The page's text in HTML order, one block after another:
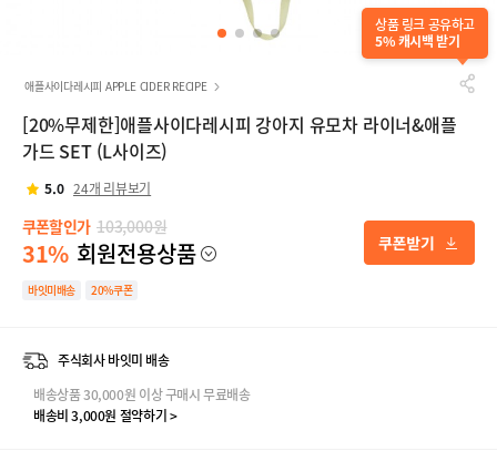
상품 링크 공유하고
5% 캐시백 받기
애플사이다레시피 APPLE CIDER RECIPE
[20%무제한]애플사이다레시피 강아지 유모차 라이너&애플
가드 SET (L사이즈)
5.0 24개 리뷰보기
쿠폰할인가 103,000원
31% 회원전용상품
바잇미배송 20%쿠폰
주식회사 바잇미 배송
배송상품 30,000원 이상 구매시 무료배송
배송비 3,000원 절약하기 >